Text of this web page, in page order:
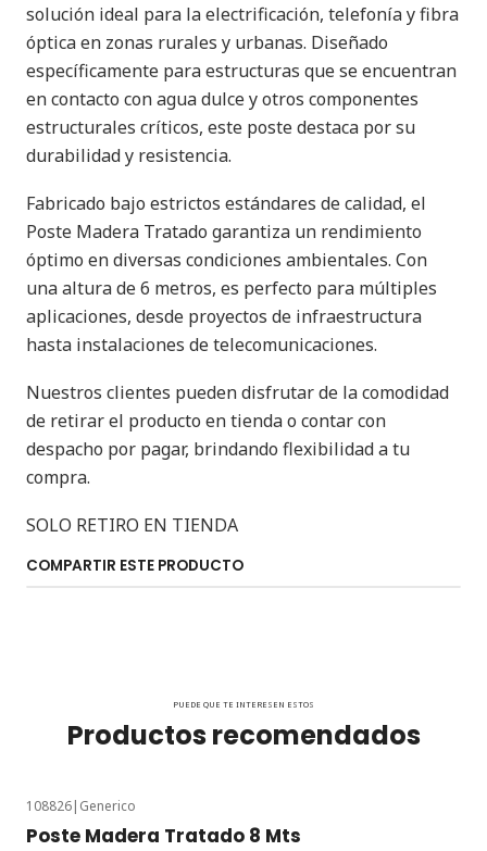
solución ideal para la electrificación, telefonía y fibra
óptica en zonas rurales y urbanas. Diseñado
específicamente para estructuras que se encuentran
en contacto con agua dulce y otros componentes
estructurales críticos, este poste destaca por su
durabilidad y resistencia.
Fabricado bajo estrictos estándares de calidad, el
Poste Madera Tratado garantiza un rendimiento
óptimo en diversas condiciones ambientales. Con
una altura de 6 metros, es perfecto para múltiples
aplicaciones, desde proyectos de infraestructura
hasta instalaciones de telecomunicaciones.
Nuestros clientes pueden disfrutar de la comodidad
de retirar el producto en tienda o contar con
despacho por pagar, brindando flexibilidad a tu
compra.
SOLO RETIRO EN TIENDA
COMPARTIR ESTE PRODUCTO
PUEDE QUE TE INTERESEN ESTOS
Productos recomendados
108826| Generico
Poste Madera Tratado 8 Mts